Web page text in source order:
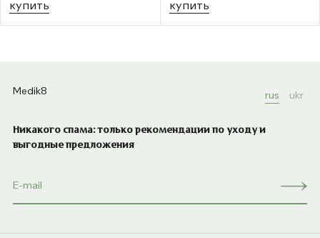
купить
купить
Medik8 rus ukr
Никакого спама: только рекомендации по уходу и
выгодные предложения